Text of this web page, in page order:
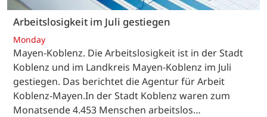
Arbeitslosigkeit im Juli gestiegen
Monday
Mayen-Koblenz. Die Arbeitslosigkeit ist in der Stadt
Koblenz und im Landkreis Mayen-Koblenz im Juli
gestiegen. Das berichtet die Agentur für Arbeit
Koblenz-Mayen.In der Stadt Koblenz waren zum
Monatsende 4.453 Menschen arbeitslos…